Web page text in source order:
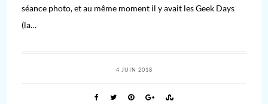
séance photo, et au même moment il y avait les Geek Days
(la…
4 JUIN 2018